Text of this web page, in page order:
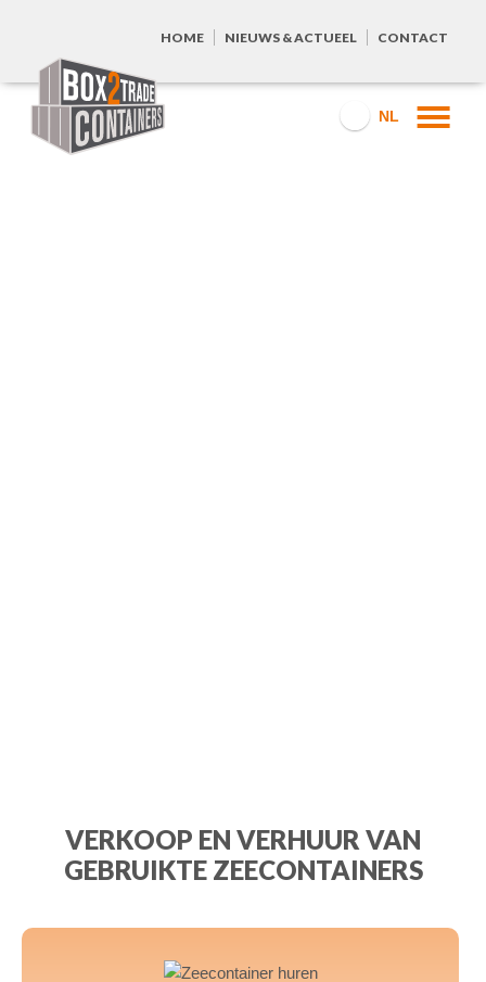
HOME NIEUWS & ACTUEEL CONTACT
NL
VERKOOP EN VERHUUR VAN
GEBRUIKTE ZEECONTAINERS
a